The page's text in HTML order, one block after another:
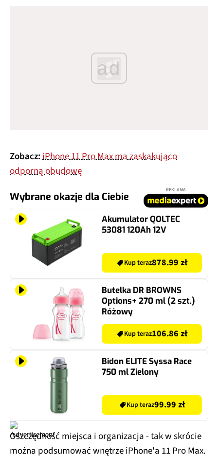
ad
Zobacz:iPhone 11 Pro Max ma zaskakująco
odporną obudowę
Wybrane okazje dla Ciebie
REKLAMA
Akumulator QOLTEC
53081 120Ah 12V
Kup teraz878.99 zł
Butelka DR BROWNS
Options+ 270 ml (2 szt.)
Różowy
Kup teraz106.86 zł
Bidon ELITE Syssa Race
750 ml Zielony
Kup teraz99.99 zł
Oszczędność miejsca i organizacja - tak w skrócie
można podsumować wnętrze iPhone'a 11 Pro Max.